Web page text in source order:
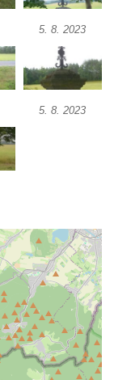
5. 8. 2023
5. 8. 2023